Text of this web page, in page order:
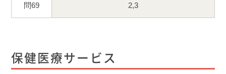
問69 2,3
保健医療サービス